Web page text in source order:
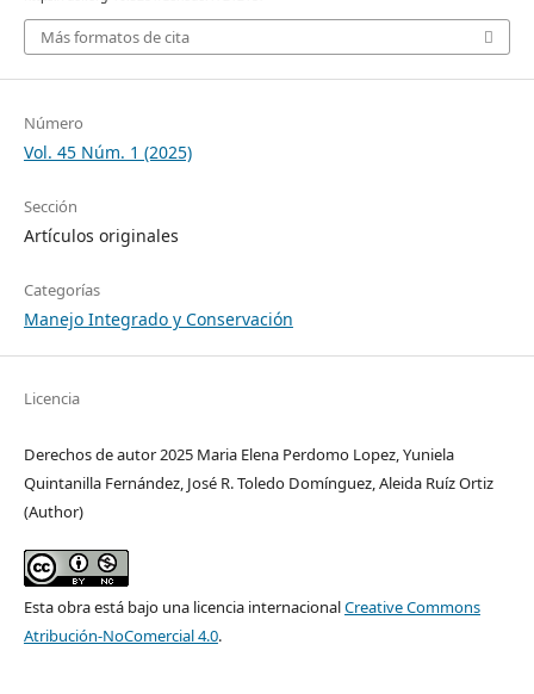
Más formatos de cita
Número
Vol. 45 Núm. 1 (2025)
Sección
Artículos originales
Categorías
Manejo Integrado y Conservación
Licencia
Derechos de autor 2025 Maria Elena Perdomo Lopez, Yuniela
Quintanilla Fernández, José R. Toledo Domínguez, Aleida Ruíz Ortiz
(Author)
Esta obra está bajo una licencia internacionalCreative Commons
Atribución-NoComercial 4.0.